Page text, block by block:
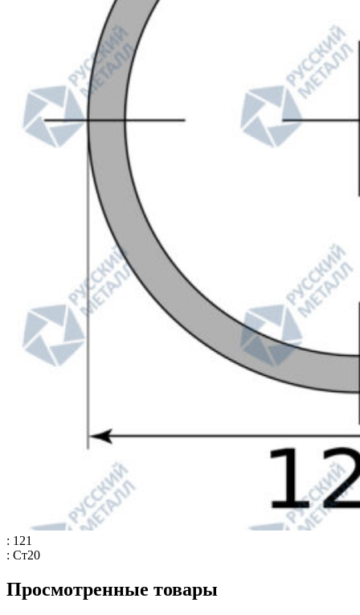
: 121
: Ст20
Просмотренные товары